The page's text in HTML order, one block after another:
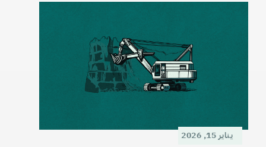
يناير 15, 2026